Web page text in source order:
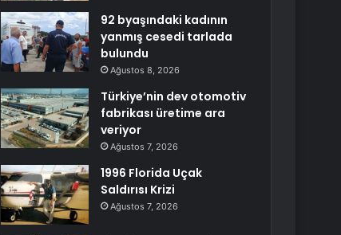
92 byaşındaki kadının
yanmış cesedi tarlada
bulundu
Ağustos 8, 2026
Türkiye’nin dev otomotiv
fabrikası üretime ara
veriyor
Ağustos 7, 2026
1996 Florida Uçak
Saldırısı Krizi
Ağustos 7, 2026